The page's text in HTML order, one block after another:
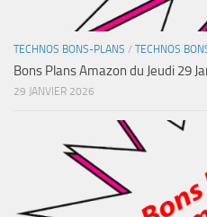
TECHNOS BONS-PLANS / TECHNOS
Bons Plans Amazon du Jeudi 29
29 JANVIER 2026